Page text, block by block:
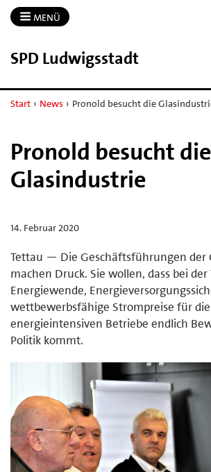
MENÜ
SPD Ludwigsstadt
Start › News › Pronold besucht die
Pronold besucht die
Glasindustrie
14. Februar 2020
Tettau — Die Geschäftsführungen der
machen Druck. Sie wollen, dass bei
Energiewende,
wettbewerbsfähige Strompreise für die
energieintensiven Betriebe endlich
Politik kommt.